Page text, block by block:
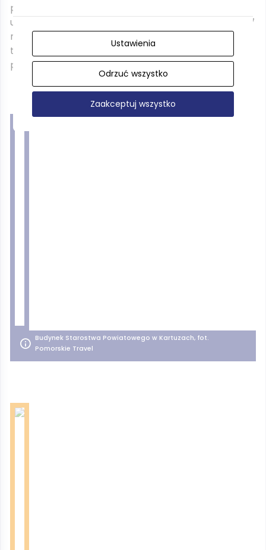
przystąpili do budowy kościoła. Z okazji 400 rocznicy
urodzin Marcina Lutra, świątynię wybudowaną w 1887
r. nazwano Lutherkirsche. Po II wojnie światowej był
to kościół filialny, a w 1983 r. erygowano obecną
parafię.
Budynek Starostwa Powiatowego w Kartuzach, fot.
Pomorskie Travel
Ustawienia
Odrzuć wszystko
Zaakceptuj wszystko